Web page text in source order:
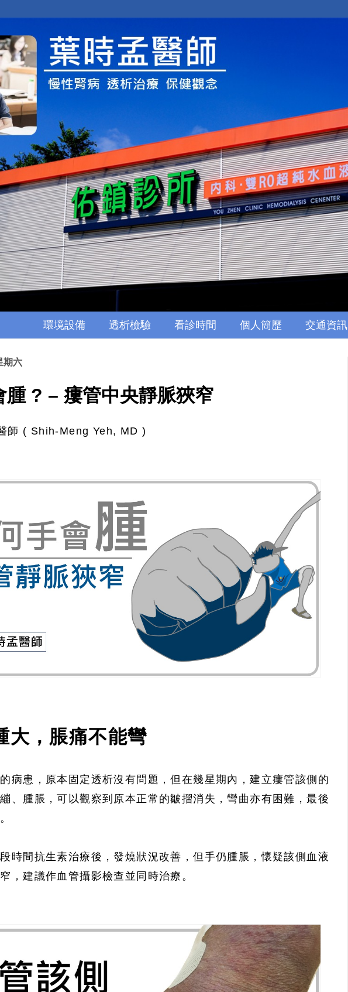
環境設備 透析檢驗 看診時間 個人簡歷 交通資訊
期六
腫 ? – 瘻管中央靜脈狹窄
師 ( Shih-Meng Yeh, MD )
大，脹痛不能彎
病患，原本固定透析沒有問題，但在幾星期內，建立瘻管該側的
、腫脹，可以觀察到原本正常的皺摺消失，彎曲亦有困難，最後
時間抗生素治療後，發燒狀況改善，但手仍腫脹，懷疑該側血液
，建議作血管攝影檢查並同時治療。